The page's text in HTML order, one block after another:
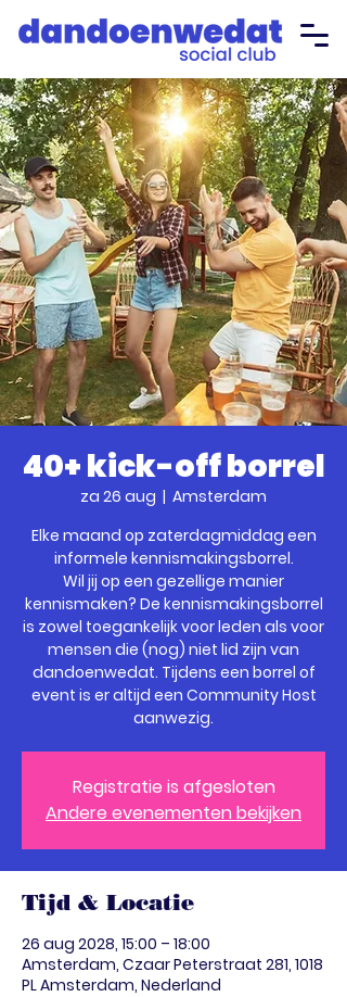
40+ kick-off borrel
za 26 aug
  |
Amsterdam
Elke maand op zaterdagmiddag een
informele kennismakingsborrel.
Wil jij op een gezellige manier
kennismaken? De kennismakingsborrel
is zowel toegankelijk voor leden als voor
mensen die (nog) niet lid zijn van
dandoenwedat. Tijdens een borrel of
event is er altijd een Community Host
Registratie is afgesloten
Andere evenementen bekijken
Tijd & Locatie
26 aug 2028, 15:00 – 18:00
Amsterdam, Czaar Peterstraat 281, 1018
PL Amsterdam, Nederland